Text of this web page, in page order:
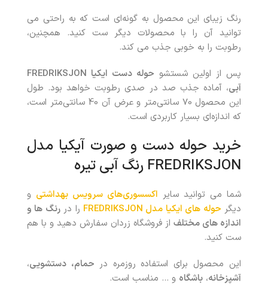
رنگ زیبای این محصول به گونه‌ای است که به راحتی می
توانید آن را با محصولات دیگر ست کنید. همچنین،
رطوبت را به خوبی جذب می کند.
پس از اولین شستشو حوله دست ایکیا
آبی، آماده جذب صد در صدی رطوبت خواهد بود. طول
این محصول 70 سانتی‌متر و عرض آن 40 سانتی‌متر است،
که اندازه‌ای بسیار کاربردی است.
خرید حوله دست‌ و‌ صورت آیکیا مدل
FREDRIKSJON رنگ آبی تیره
شما می توانید سایر اکسسوری‌های سرویس بهداشتی و
دیگر حوله های ایکیا مدل FREDRIKSJON را دررنگ ها و
اندازه های مختلف از فروشگاه زردان سفارش دهید و با هم
ست کنید.
این محصول برای استفاده روزمره در حمام، دستشویی،
آشپزخانه، باشگاه و … مناسب است.